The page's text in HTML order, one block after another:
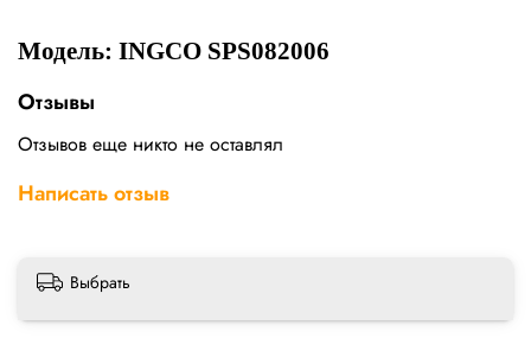
Модель: INGCO SPS082006
Отзывы
Отзывов еще никто не оставлял
Написать отзыв
Выбрать